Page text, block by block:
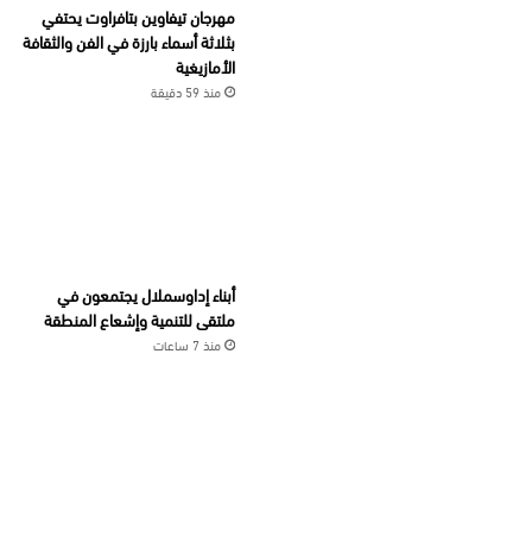
مهرجان تيفاوين بتافراوت يحتفي
بثلاثة أسماء بارزة في الفن والثقافة
الأمازيغية
منذ 59 دقيقة
أبناء إداوسملال يجتمعون في
ملتقى للتنمية وإشعاع المنطقة
منذ 7 ساعات